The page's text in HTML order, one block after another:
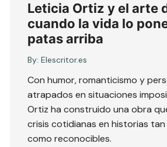
Leticia Ortiz y el arte
cuando la vida lo
patas arriba
By: Elescritor.es
Con humor, romanticismo y
atrapados en situaciones
Ortiz ha construido una obra
crisis cotidianas en historias
como reconocibles.